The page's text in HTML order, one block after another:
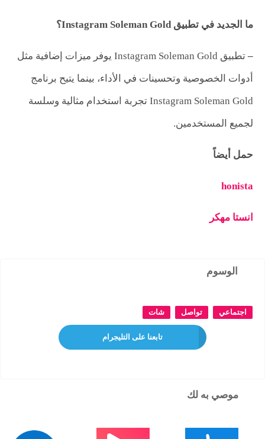
ما الجديد في تطبيقInstagram Soleman Gold؟
–
تطبيق Instagram Soleman Gold يوفر ميزات إضافية مثل
أدوات الخصوصية وتحسينات في الأداء، بينما يتيح برنامج
Instagram Soleman Gold تجربة استخدام مثالية وسلسة
لجميع المستخدمين.
حمل أيضاً
honista
انستا مهكر
الوسوم
اجتماعي تواصل شات
تابعنا على التليجرام
موصي به لك